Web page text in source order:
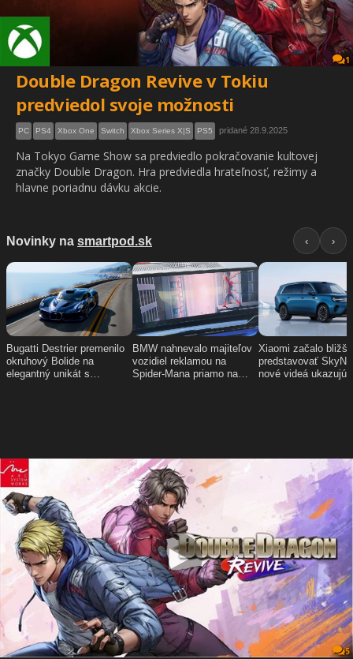
1
Double Dragon Revive v Tokiu
predviedol svoje možnosti
PC PS4 Xbox One Switch Xbox Series X|S PS5 pridané 28.9.2025
Na Tokyo Game Show sa predviedlo pokračovanie kultovej
značky Double Dragon. Hra predviedla hrateľnosť, režimy a
hlavne poriadnu dávku akcie.
5